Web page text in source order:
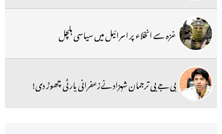
غزہ سے انخلاء پر اسرائیل میں سیاسی ہلچل
بی جے پی ترجمان شہزاد نےزعفرانی پارٹی چھوڑ دی!